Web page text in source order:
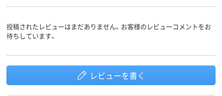
投稿されたレビューはまだありません。お客様のレビューコメントをお
待ちしています。
レビューを書く